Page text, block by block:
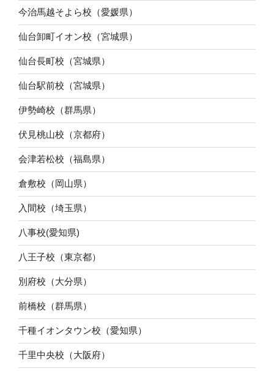
今治馬越そよら校（愛媛県）
仙台卸町イオン校（宮城県）
仙台長町校（宮城県）
仙台駅前校（宮城県）
伊勢崎校（群馬県）
伏見桃山校（京都府）
会津若松校（福島県）
倉敷校（岡山県）
入間校（埼玉県）
八事校(愛知県)
八王子校（東京都）
別府校（大分県）
前橋校（群馬県）
千種イオンタウン校（愛知県）
千里中央校（大阪府）